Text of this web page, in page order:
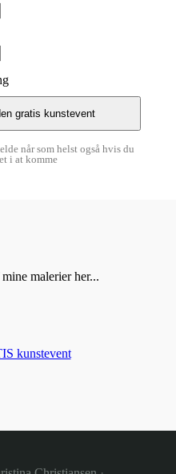
når som helst også hvis du
i at komme
malerier her...
kunstevent